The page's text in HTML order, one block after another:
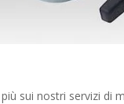
più sui nostri servizi